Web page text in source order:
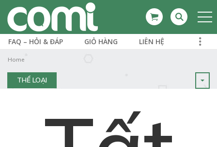
FAQ – HỎI & ĐÁP GIỎ HÀNG LIÊN HỆ
Home
THỂ LOẠI